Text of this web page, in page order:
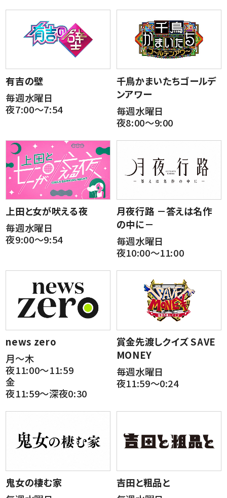
有吉の壁
毎週水曜日
夜7:00～7:54
千鳥かまいたちゴールデ
ンアワー
毎週水曜日
夜8:00～9:00
上田と女が吠える夜
毎週水曜日
夜9:00～9:54
月夜行路 －答えは名作
の中に－
毎週水曜日
夜10:00～11:00
news zero
月～木
夜11:00～11:59
金
夜11:59～深夜0:30
賞金先渡しクイズ SAVE
MONEY
毎週水曜日
夜11:59～0:24
鬼女の棲む家
吉田と粗品と